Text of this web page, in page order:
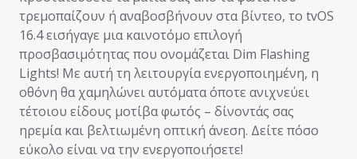
τρεμοπαίζουν ή αναβοσβήνουν στα βίντεο, το tvOS
16.4 εισήγαγε μια καινοτόμο επιλογή
προσβασιμότητας που ονομάζεται Dim Flashing
Lights! Με αυτή τη λειτουργία ενεργοποιημένη, η
οθόνη θα χαμηλώνει αυτόματα όποτε ανιχνεύει
τέτοιου είδους μοτίβα φωτός – δίνοντάς σας
ηρεμία και βελτιωμένη οπτική άνεση. Δείτε πόσο
εύκολο είναι να την ενεργοποιήσετε!